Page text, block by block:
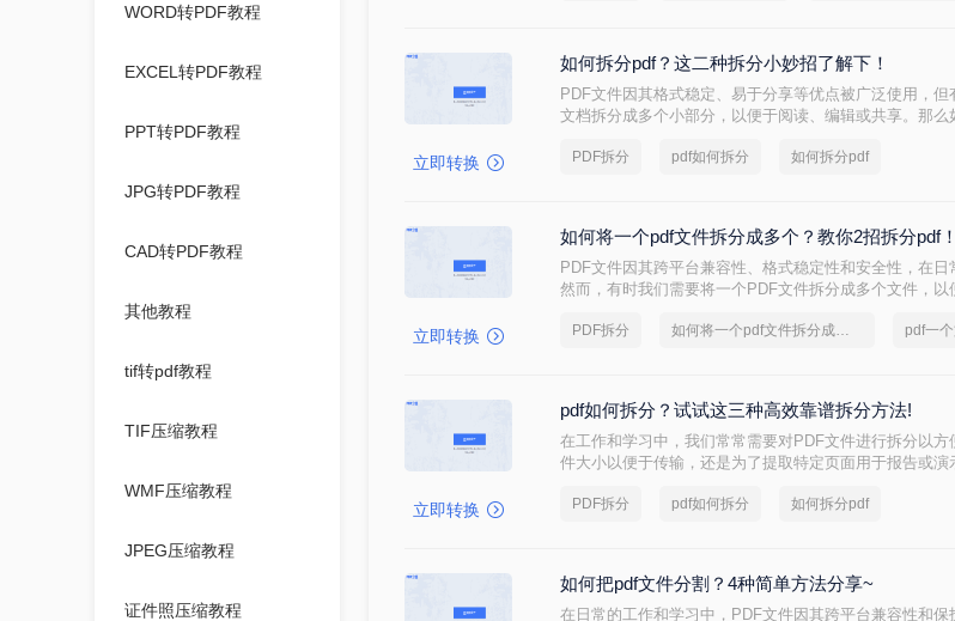
WORD转PDF教程
EXCEL转PDF教程
PPT转PDF教程
JPG转PDF教程
CAD转PDF教程
其他教程
tif转pdf教程
TIF压缩教程
WMF压缩教程
JPEG压缩教程
证件照压缩教程
立即转换
如何拆分pdf？这二种拆分小妙招了解下！
PDF文件因其格式稳定、易于分享等优点被广泛使用，
文档拆分成多个小部分，以便于阅读、编辑或共享。那
PDF拆分 pdf如何拆分 如何拆分pdf
立即转换
如何将一个pdf文件拆分成多个？教你2招拆分pdf！
PDF文件因其跨平台兼容性、格式稳定性和安全性，在日
然而，有时我们需要将一个PDF文件拆分成多个文件，
PDF拆分 如何将一个pdf文件拆分成多个
立即转换
pdf如何拆分？试试这三种高效靠谱拆分方法!
在工作和学习中，我们常常需要对PDF文件进行拆分以
件大小以便于传输，还是为了提取特定页面用于报告或
件。
PDF拆分 pdf如何拆分 如何拆分pdf
如何把pdf文件分割？4种简单方法分享~
在日常的工作和学习中，PDF文件因其跨平台兼容性和